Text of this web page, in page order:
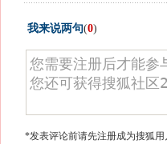
我来说两句(0)
*发表评论前请先注册成为搜狐用